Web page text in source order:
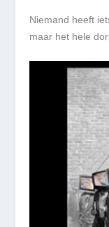
Niemand heeft
maar het hele